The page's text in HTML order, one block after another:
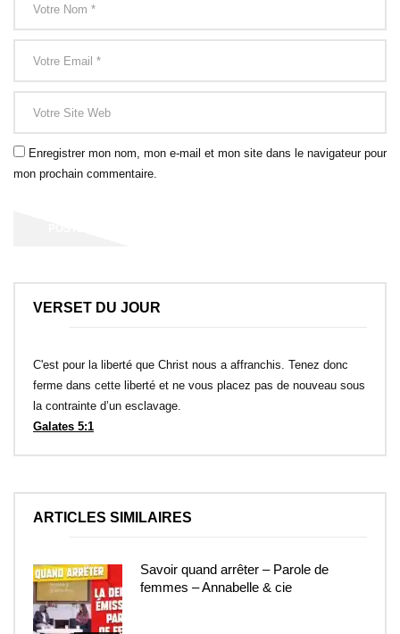
Enregistrer mon nom, mon e-mail et mon site dans le navigateur pour
mon prochain commentaire.
VERSET DU JOUR
C'est pour la liberté que Christ nous a affranchis. Tenez donc
ferme dans cette liberté et ne vous placez pas de nouveau sous
la contrainte d’un esclavage.
Galates 5:1
ARTICLES SIMILAIRES
Savoir quand arrêter – Parole de
femmes – Annabelle & cie